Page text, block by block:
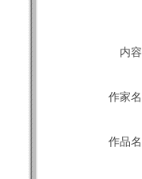
内容
作家名
作品名